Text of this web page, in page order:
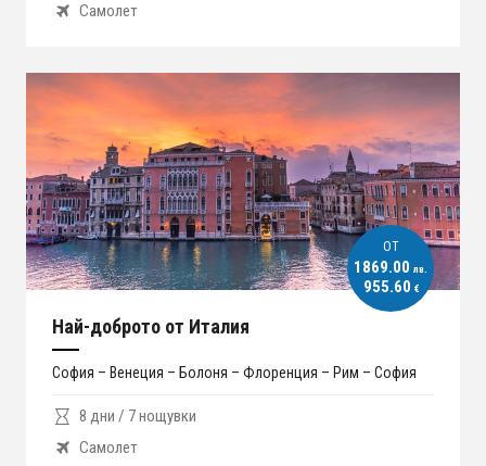
Самолет
ОT
1869.00 лв.
955.60 €
Най-доброто от Италия
София – Венеция – Болоня – Флоренция – Рим – София
8 дни / 7 нощувки
Самолет